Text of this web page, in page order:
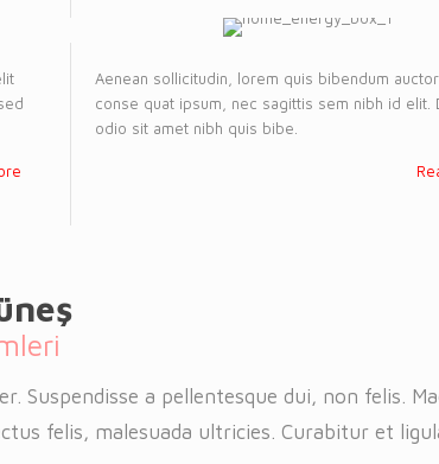
Aenean sollicitudin, lorem quis bibendum
conse quat ipsum, nec sagittis sem nibh id elit.
odio sit amet nibh quis bibe.
Suspendisse a pellentesque dui, non felis.
felis, malesuada ultricies. Curabitur et